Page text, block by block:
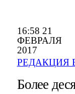
16:58 21
ФЕВРАЛЯ
2017
РЕДАКЦИЯ
Более